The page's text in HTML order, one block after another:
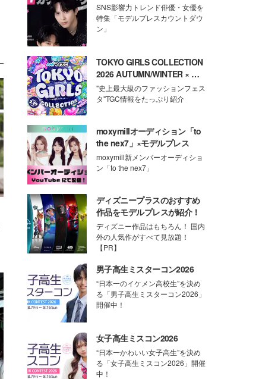
SNS影響力トレンド俳優・女優を
特集「モデルプレスカウントダウ
ン」
TOKYO GIRLS COLLECTION
2026 AUTUMN/WINTER × モ
デルプレス
"史上最大級のファッションフェス
タ"TGC情報をたっぷり紹介
moxymillオーディション「to
the nex7」×モデルプレス
moxymill新メンバーオーディショ
ン「to the nex7」
ディズニープラスのおすすめ
作品をモデルプレスが紹介！
ディズニー作品はもちろん！ 国内
外の人気作がすべて見放題！
【PR】
男子高生ミスターコン2026
“日本一のイケメン高校生”を決め
る「男子高生ミスターコン2026」
開催中！
女子高生ミスコン2026
“日本一かわいい女子高生”を決め
る「女子高生ミスコン2026」開催
中！